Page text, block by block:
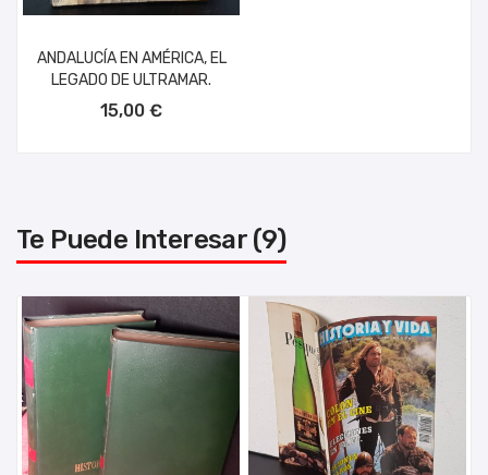
ANDALUCÍA EN AMÉRICA, EL
LEGADO DE ULTRAMAR.
15,00 €
Te Puede Interesar (9)